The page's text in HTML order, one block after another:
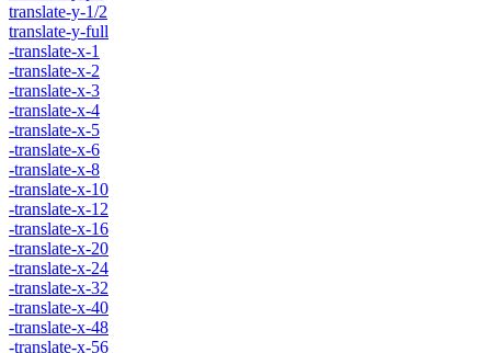
translate-y-1/2
translate-y-full
-translate-x-1
-translate-x-2
-translate-x-3
-translate-x-4
-translate-x-5
-translate-x-6
-translate-x-8
-translate-x-10
-translate-x-12
-translate-x-16
-translate-x-20
-translate-x-24
-translate-x-32
-translate-x-40
-translate-x-48
-translate-x-56